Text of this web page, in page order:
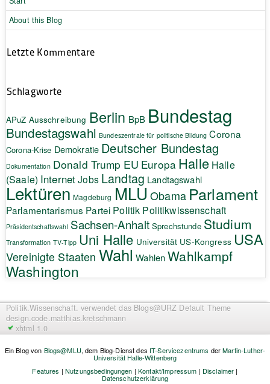
About this Blog
Letzte Kommentare
Schlagworte
APuZ Ausschreibung Berlin BpB Bundestag
Bundestagswahl Bundeszentrale für politische Bildung Corona
Corona-Krise Demokratie Deutscher Bundestag
Dokumentation Donald Trump EU Europa Halle Halle
(Saale) InternetJobs Landtag Landtagswahl
Lektüren Magdeburg MLU Obama Parlament
Parlamentarismus Partei Politik Politikwissenschaft
Präsidentschaftswahl Sachsen-Anhalt Sprechstunde Studium
Transformation TV-Tipp Uni Halle Universität US-Kongress USA
Vereinigte Staaten Wahl Wahlen Wahlkampf
Washington
Politik.Wissenschaft. verwendet das Blogs@URZ Default Theme
design.code.matthias.kretschmann
xhtml 1.0
Ein Blog von Blogs@MLU, dem Blog-Dienst des IT-Servicezentrums derMartin-Luther-
Universität Halle-Wittenberg
Features | Nutzungsbedingungen |Kontakt/Impressum | Disclaimer |
Datenschutzerklärung